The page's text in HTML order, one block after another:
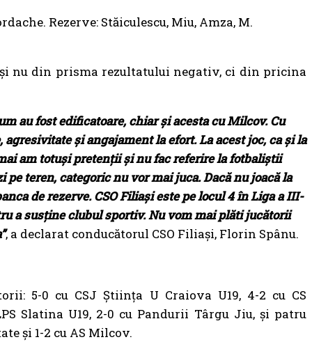
Rezerve: Stăiculescu, Miu, Amza, M.
nu din prisma rezultatului negativ, ci din pricina
au fost edificatoare, chiar şi acesta cu Milcov. Cu
şi angajament la efort. La acest joc, ca şi la
am totuşi pretenții şi nu fac referire la fotbaliştii
teren, categoric nu vor mai juca. Dacă nu joacă la
de rezerve. CSO Filiaşi este pe locul 4 în Liga a III-
a susține clubul sportiv. Nu vom mai plăti jucătorii
, a declarat conducătorul CSO Filiaşi, Florin Spânu.
5-0 cu CSJ Știința U Craiova U19, 4-2 cu CS
Slatina U19, 2-0 cu Pandurii Târgu Jiu, și patru
și 1-2 cu AS Milcov.